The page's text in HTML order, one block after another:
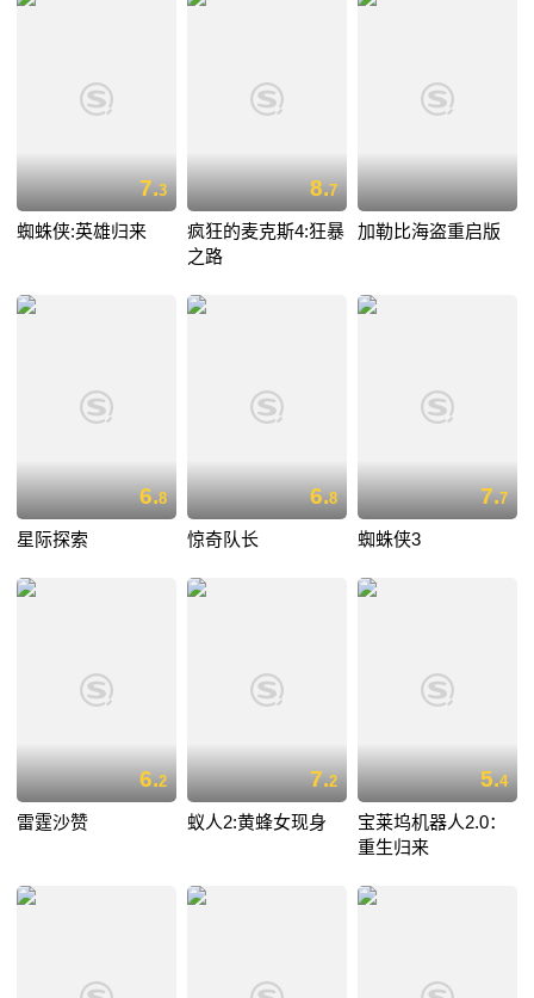
7.3
蜘蛛侠:英雄归来
8.7
疯狂的麦克斯4:狂暴
之路
加勒比海盗重启版
6.8
星际探索
6.8
惊奇队长
7.7
蜘蛛侠3
6.2
雷霆沙赞
7.2
蚁人2:黄蜂女现身
5.4
宝莱坞机器人2.0：
重生归来